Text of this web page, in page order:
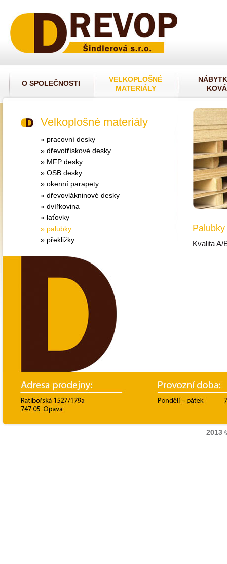
O SPOLEČNOSTI
VELKOPLOŠNÉ
MATERIÁLY
Velkoplošné materiály
» pracovní desky
» dřevotřískové desky
» MFP desky
» OSB desky
» okenní parapety
» dřevovlákninové desky
» dvířkovina
» laťovky
» palubky
» překližky
Kvalita A/
2013